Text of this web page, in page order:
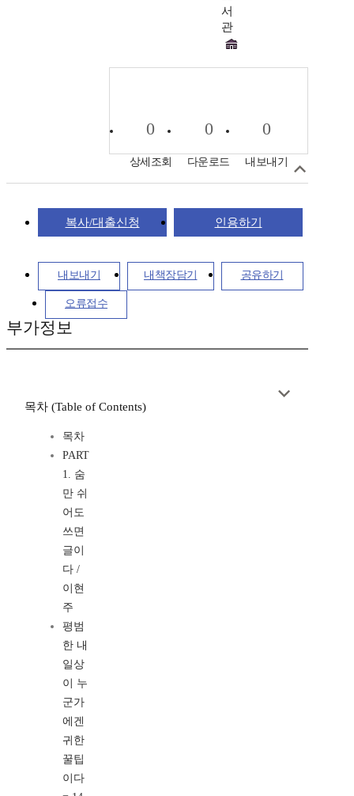
서
관
0
상세조회
0
다운로드
0
내보내기
복사/대출신청 인용하기
내보내기 내책장담기 공유하기
오류접수
부가정보
목차 (Table of Contents)
목차
PART
1. 숨
만 쉬
어도
쓰면
글이
다 /
이현
주
평범
한 내
일상
이 누
군가
에겐
귀한
꿀팁
이다